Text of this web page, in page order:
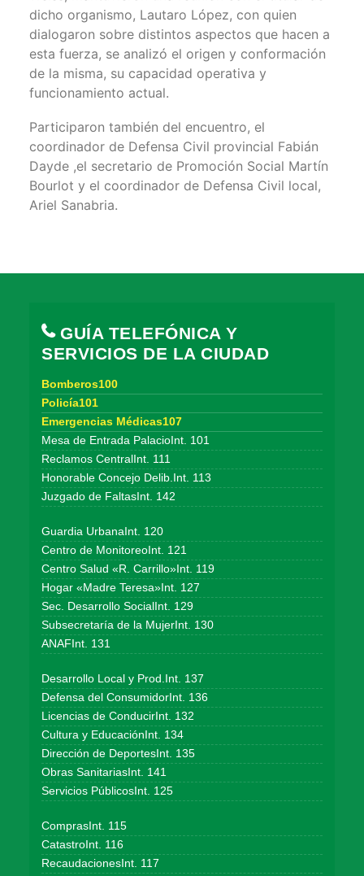
dicho organismo, Lautaro López, con quien
dialogaron sobre distintos aspectos que hacen a
esta fuerza, se analizó el origen y conformación
de la misma, su capacidad operativa y
funcionamiento actual.
Participaron también del encuentro, el
coordinador de Defensa Civil provincial Fabián
Dayde ,el secretario de Promoción Social Martín
Bourlot y el coordinador de Defensa Civil local,
Ariel Sanabria.
GUÍA TELEFÓNICA Y
SERVICIOS DE LA CIUDAD
Bomberos100
Policía101
Emergencias Médicas107
Mesa de Entrada PalacioInt. 101
Reclamos CentralInt. 111
Honorable Concejo Delib.Int. 113
Juzgado de FaltasInt. 142
Guardia UrbanaInt. 120
Centro de MonitoreoInt. 121
Centro Salud «R. Carrillo»Int. 119
Hogar «Madre Teresa»Int. 127
Sec. Desarrollo SocialInt. 129
Subsecretaría de la MujerInt. 130
ANAFInt. 131
Desarrollo Local y Prod.Int. 137
Defensa del ConsumidorInt. 136
Licencias de ConducirInt. 132
Cultura y EducaciónInt. 134
Dirección de DeportesInt. 135
Obras SanitariasInt. 141
Servicios PúblicosInt. 125
ComprasInt. 115
CatastroInt. 116
RecaudacionesInt. 117